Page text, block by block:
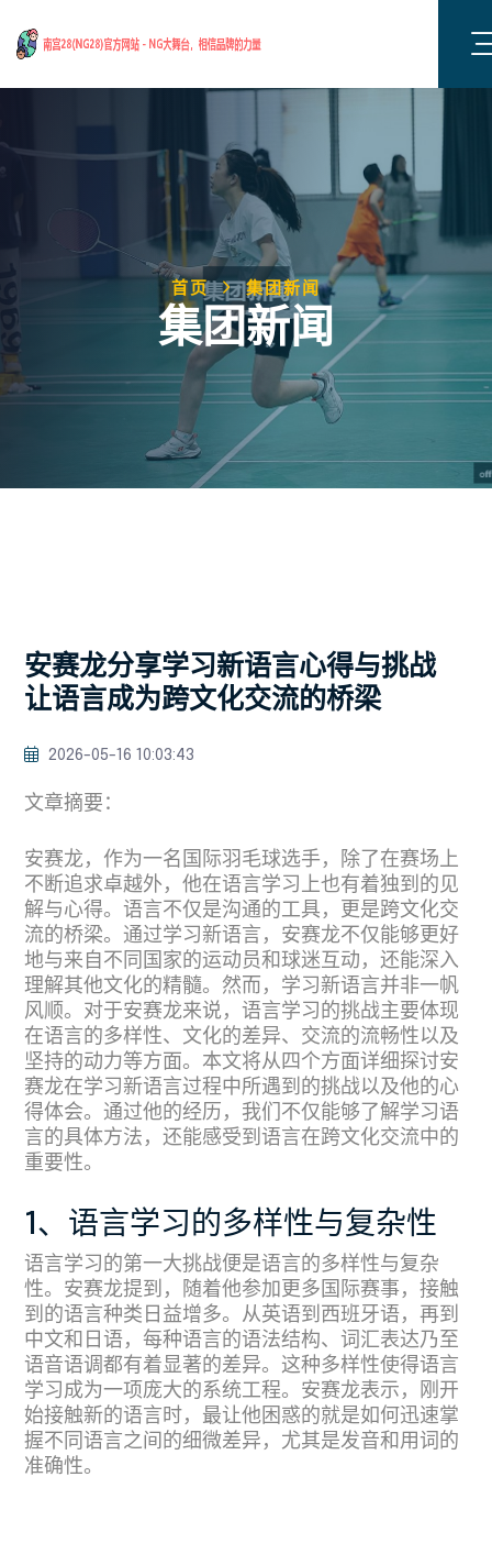
首页 集团新闻
集团新闻
安赛龙分享学习新语言心得与挑战
让语言成为跨文化交流的桥梁
2026-05-16 10:03:43
文章摘要：
安赛龙，作为一名国际羽毛球选手，除了在赛场上
不断追求卓越外，他在语言学习上也有着独到的见
解与心得。语言不仅是沟通的工具，更是跨文化交
流的桥梁。通过学习新语言，安赛龙不仅能够更好
地与来自不同国家的运动员和球迷互动，还能深入
理解其他文化的精髓。然而，学习新语言并非一帆
风顺。对于安赛龙来说，语言学习的挑战主要体现
在语言的多样性、文化的差异、交流的流畅性以及
坚持的动力等方面。本文将从四个方面详细探讨安
赛龙在学习新语言过程中所遇到的挑战以及他的心
得体会。通过他的经历，我们不仅能够了解学习语
言的具体方法，还能感受到语言在跨文化交流中的
重要性。
1、语言学习的多样性与复杂性
语言学习的第一大挑战便是语言的多样性与复杂
性。安赛龙提到，随着他参加更多国际赛事，接触
到的语言种类日益增多。从英语到西班牙语，再到
中文和日语，每种语言的语法结构、词汇表达乃至
语音语调都有着显著的差异。这种多样性使得语言
学习成为一项庞大的系统工程。安赛龙表示，刚开
始接触新的语言时，最让他困惑的就是如何迅速掌
握不同语言之间的细微差异，尤其是发音和用词的
准确性。